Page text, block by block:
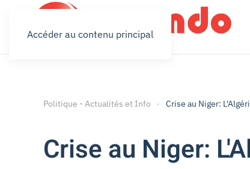
Accéder au contenu principal
Politique - Actualités et Info Crise au Niger:
Crise au Niger: